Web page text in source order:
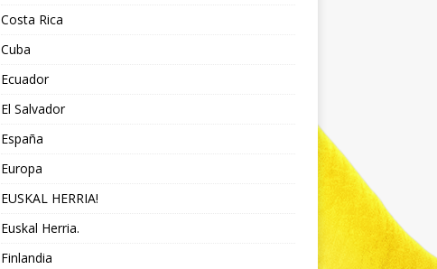
Costa Rica
Cuba
Ecuador
El Salvador
España
Europa
EUSKAL HERRIA!
Euskal Herria.
Finlandia